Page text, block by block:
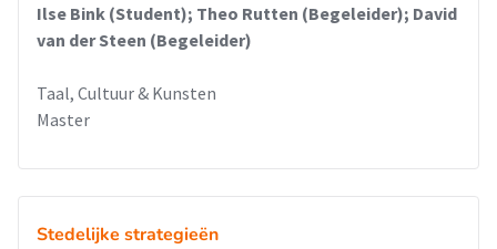
Ilse Bink (Student); Theo Rutten (Begeleider); David
van der Steen (Begeleider)
Taal, Cultuur & Kunsten
Master
Stedelijke strategieën